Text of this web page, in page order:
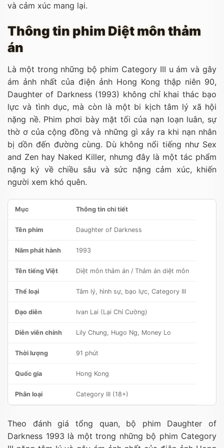
và cảm xúc mang lại.
Thông tin phim Diệt môn thảm
án
Là một trong những bộ phim Category III u ám và gây
ám ảnh nhất của điện ảnh Hong Kong thập niên 90,
Daughter of Darkness (1993) không chỉ khai thác bạo
lực và tình dục, mà còn là một bi kịch tâm lý xã hội
nặng nề. Phim phơi bày mặt tối của nạn loạn luân, sự
thờ ơ của cộng đồng và những gì xảy ra khi nạn nhân
bị dồn đến đường cùng. Dù không nổi tiếng như Sex
and Zen hay Naked Killer, nhưng đây là một tác phẩm
nặng ký về chiều sâu và sức nặng cảm xúc, khiến
người xem khó quên.
Mục Thông tin chi tiết
Tên phim Daughter of Darkness
Năm phát hành 1993
Tên tiếng Việt Diệt môn thảm án / Thảm án diệt môn
Thể loại Tâm lý, hình sự, bạo lực, Category III
Đạo diễn Ivan Lai (Lại Chí Cường)
Diễn viên chính Lily Chung, Hugo Ng, Money Lo
Thời lượng 91 phút
Quốc gia Hong Kong
Phân loại Category III (18+)
Theo đánh giá tổng quan, bộ phim Daughter of
Darkness 1993 là một trong những bộ phim Category